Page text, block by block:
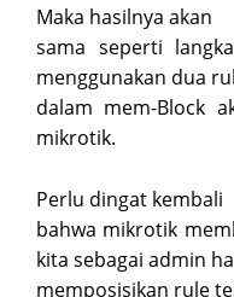
Maka hasilnya akan
sama seperti
menggunakan dua
dalam mem-Block
mikrotik.
Perlu dingat kembali
bahwa mikrotik
kita sebagai admin
memposisikan rule